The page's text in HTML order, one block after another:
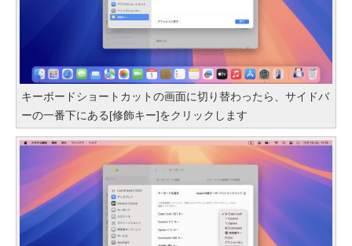
キーボードショートカットの画面に切り替わったら、サイドバ
ーの一番下にある[修飾キー]をクリックします